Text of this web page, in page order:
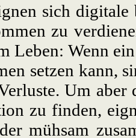
sich
zu
Leben: Wenn
setzen kann,
Um
zu finden,
mühsam